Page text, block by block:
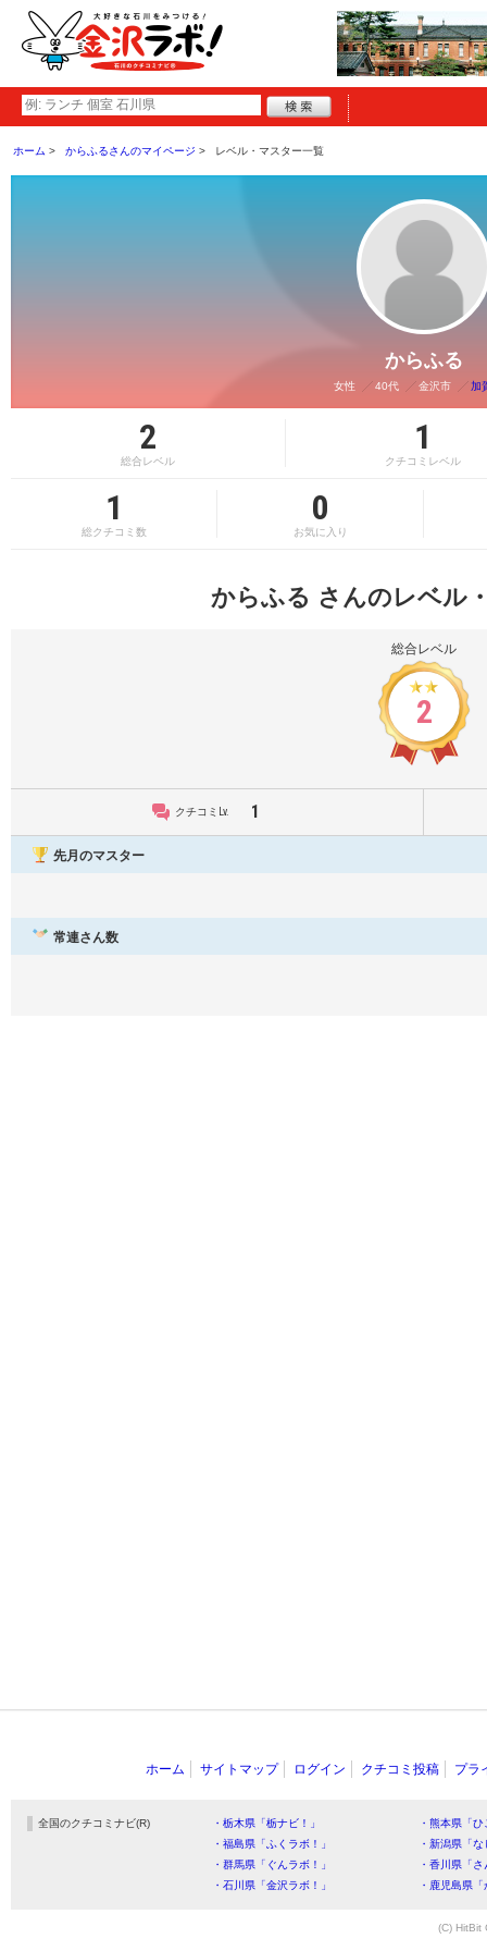
ホーム からふるさんのマイページ レベル・マスター一覧
からふる
女性 40代 金沢市 加
2
総合レベル
1
クチコミレベル
1
総クチコミ数
0
お気に入り
からふる さんのレベル
総合レベル
2
クチコミLv. 1
先月のマスター
常連さん数
ホーム サイトマップ ログイン クチコミ投稿 プラ
全国のクチコミナビ(R) ・栃木県「栃ナビ！」
・熊本県「
・福島県「ふくラボ！」
・新潟県「
・群馬県「ぐんラボ！」
・香川県「
・石川県「金沢ラボ！」
・鹿児島県
(C) HitBit